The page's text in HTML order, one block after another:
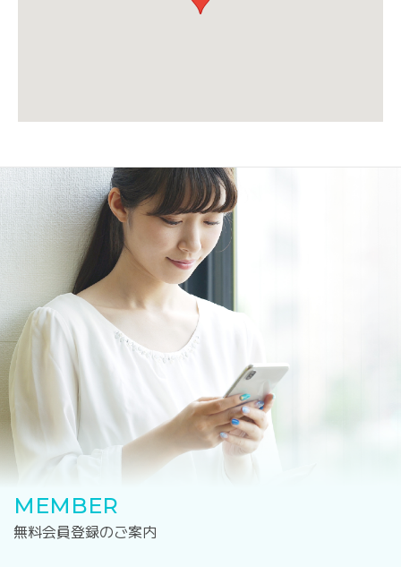
MEMBER
無料会員登録のご案内